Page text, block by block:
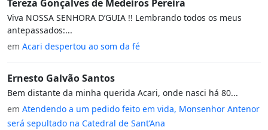
Tereza Gonçalves de Medeiros Pereira
Viva NOSSA SENHORA D’GUIA !! Lembrando todos os meus
antepassados:...
em Acari despertou ao som da fé
Ernesto Galvão Santos
Bem distante da minha querida Acari, onde nasci há 80...
em Atendendo a um pedido feito em vida, Monsenhor Antenor
será sepultado na Catedral de Sant’Ana